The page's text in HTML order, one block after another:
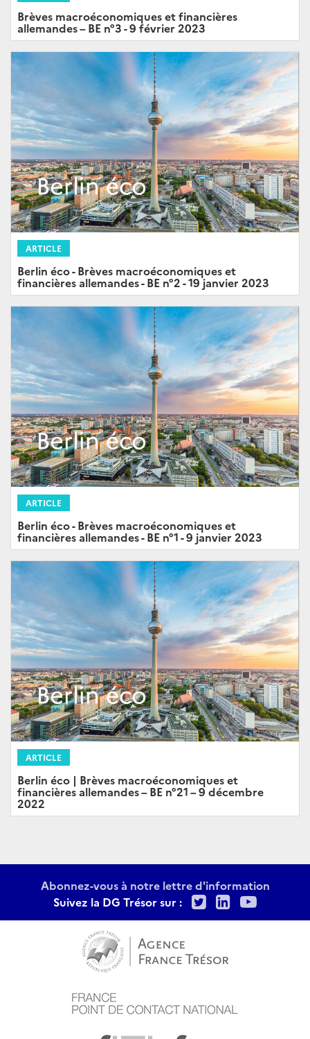
Brèves macroéconomiques et financières
allemandes – BE n°3 - 9 février 2023
ARTICLE
Berlin éco - Brèves macroéconomiques et
financières allemandes - BE n°2 - 19 janvier 2023
ARTICLE
Berlin éco - Brèves macroéconomiques et
financières allemandes - BE n°1 - 9 janvier 2023
ARTICLE
Berlin éco | Brèves macroéconomiques et
financières allemandes – BE n°21 – 9 décembre
2022
Abonnez-vous à notre lettre d'information
Suivez la DG Trésor sur :
TwitterLinkedIn